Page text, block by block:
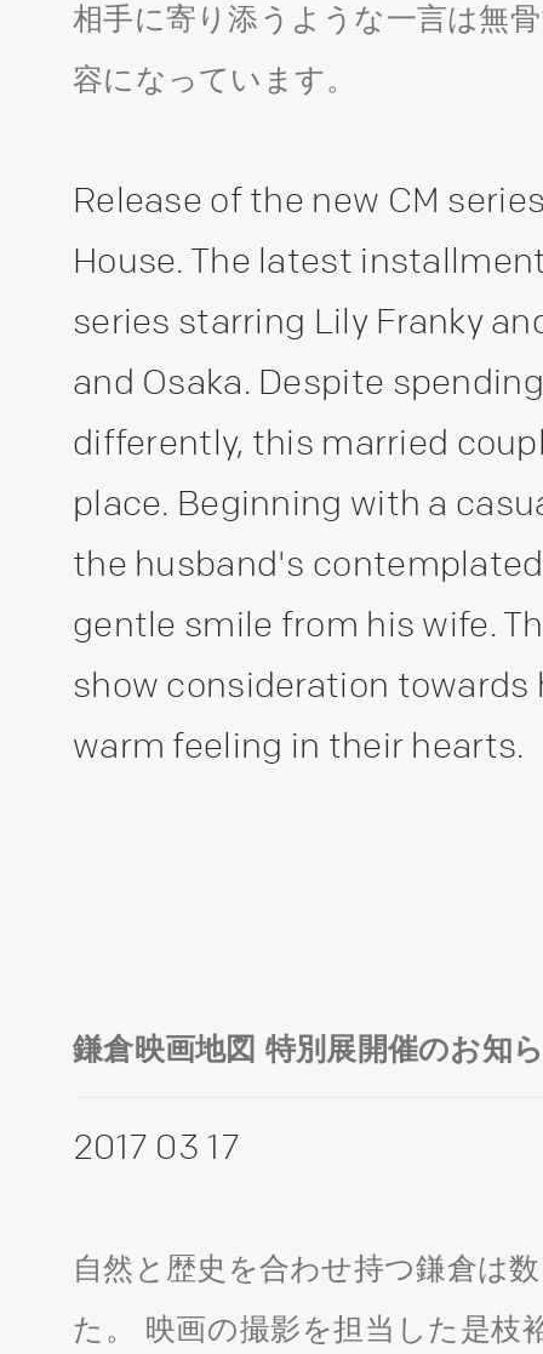
相手に寄り添うような一言は無
容になっています。
Release of the new CM
House. The latest
series starring Lily Franky
and Osaka. Despite
differently, this married
place. Beginning with a
the husband's
gentle smile from his wife.
show consideration towards
warm feeling in their hearts.
鎌倉映画地図 特別展開催のお知
2017 03 17
自然と歴史を合わせ持つ鎌倉は
た。 映画の撮影を担当した是枝